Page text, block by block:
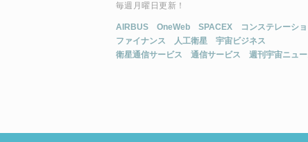
毎週月曜日更新！
AIRBUS OneWeb SPACEX
コンステレーシ
ファイナンス
人工衛星
宇宙ビジネス
衛星通信サービス
通信サービス 週刊宇宙ニュ